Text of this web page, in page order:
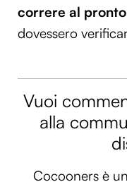
correre al
dovessero
Vuoi
alla
Cocooners è